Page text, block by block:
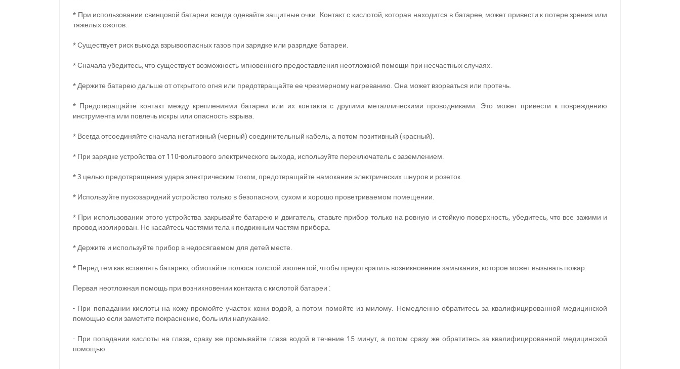
* При использовании свинцовой батареи всегда одевайте защитные очки. Контакт с кислотой, которая находится в батарее, может привести к потере зрения или
тяжелых ожогов.
* Существует риск выхода взрывоопасных газов при зарядке или разрядке батареи.
* Сначала убедитесь, что существует возможность мгновенного предоставления неотложной помощи при несчастных случаях.
* Держите батарею дальше от открытого огня или предотвращайте ее чрезмерному нагреванию. Она может взорваться или протечь.
* Предотвращайте контакт между креплениями батареи или их контакта с другими металлическими проводниками. Это может привести к повреждению
инструмента или повлечь искры или опасность взрыва.
* Всегда отсоединяйте сначала негативный (черный) соединительный кабель, а потом позитивный (красный).
* При зарядке устройства от 110-вольтового электрического выхода, используйте переключатель с заземлением.
* 3 целью предотвращения удара электрическим током, предотвращайте намокание электрических шнуров и розеток.
* Используйте пускозарядний устройство только в безопасном, сухом и хорошо проветриваемом помещении.
* При использовании этого устройства закрывайте батарею и двигатель, ставьте прибор только на ровную и стойкую поверхность, убедитесь, что все зажими и
провод изолирован. Не касайтесь частями тела к подвижным частям прибора.
* Держите и используйте прибор в недосягаемом для детей месте.
* Перед тем как вставлять батарею, обмотайте полюса толстой изолентой, чтобы предотвратить возникновение замыкания, которое может вызывать пожар.
Первая неотложная помощь при возникновении контакта с кислотой батареи :
- При попадании кислоты на кожу промойте участок кожи водой, а потом помойте из милому. Немедленно обратитесь за квалифицированной медицинской
помощью если заметите покраснение, боль или напухание.
- При попадании кислоты на глаза, сразу же промывайте глаза водой в течение 15 минут, а потом сразу же обратитесь за квалифицированной медицинской
помощью.
При отсутствии связи - пишите, звоните в Viber / Telegram (093) 600-51-11